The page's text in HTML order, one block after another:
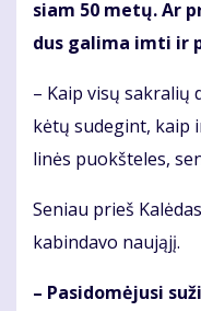
siam 50 me­tų. Ar
dus ga­li­ma im­ti ir
– Kaip vi­sų sak­ra­lių
kė­tų su­de­gint, kaip
li­nės puokš­te­les,
Se­niau prieš
ka­bin­da­vo nau­ją­jį.
– Pa­si­do­mė­ju­si